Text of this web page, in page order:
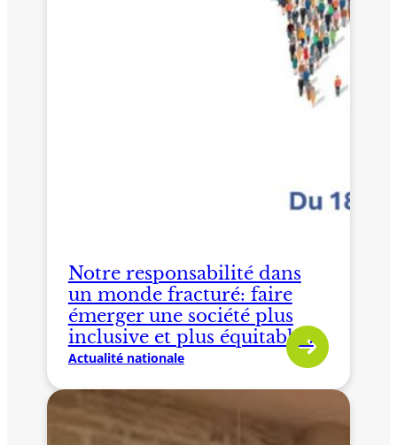
Notre responsabilité dans
un monde fracturé: faire
émerger une société plus
inclusive et plus équitable !
Actualité nationale